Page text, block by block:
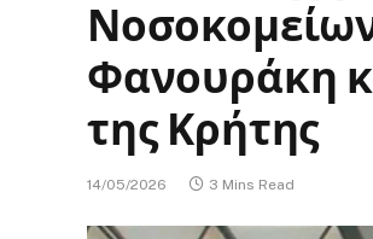
Φανουράκη
της Κρήτης
14/05/2026 3 Mins Read